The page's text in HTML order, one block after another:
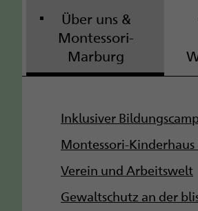
Über uns &
Montessori-
Marburg
Inklusiver
Montessori-Kinderhaus
Verein und Arbeitswelt
Gewaltschutz an der